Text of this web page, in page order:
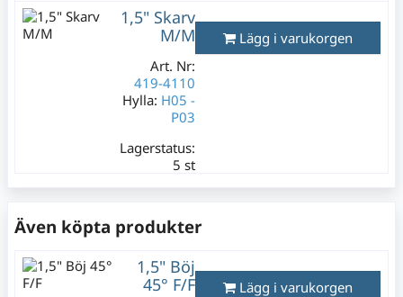
Lagerstatus:
5 st
195 kr
Varav moms:
39 kr
1,5" Skarv
M/M
Art. Nr:
419-4110
Hylla: H05 -
P03
Lagerstatus:
5 st
129 kr
Lägg i varukorgen
Även köpta produkter
1,5" Böj
45° F/F
Lägg i varukorgen